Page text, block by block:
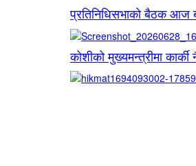
प्रतिनिधिसभाको बैठक आज
कोशीको मुख्यमन्त्रीमा